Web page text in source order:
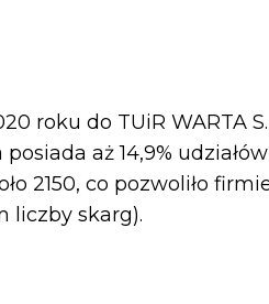
roku do TUiR WARTA
aż 14,9%
2150, co pozwoliło
liczby skarg).